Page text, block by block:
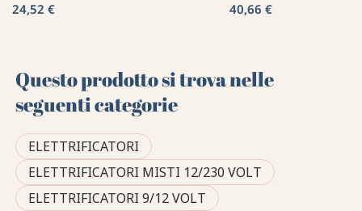
24,52 € 40,66 €
Questo prodotto si trova nelle
seguenti categorie
ELETTRIFICATORI
ELETTRIFICATORI MISTI 12/230 VOLT
ELETTRIFICATORI 9/12 VOLT